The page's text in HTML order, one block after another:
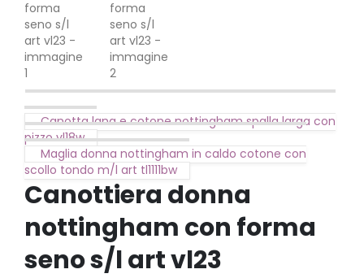
Canotta lana e cotone nottingham spalla larga con
pizzo vl18w
Maglia donna nottingham in caldo cotone con
scollo tondo m/l art tl1111bw
Canottiera donna
nottingham con forma
seno s/l art vl23